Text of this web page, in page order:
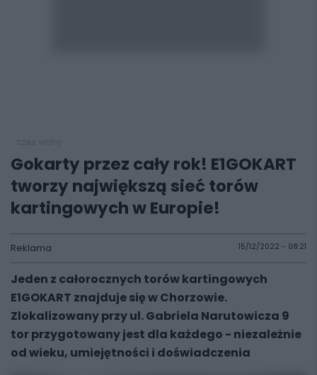
Gokarty przez cały rok! E1GOKART
tworzy największą sieć torów
kartingowych w Europie!
Reklama 15/12/2022 - 08:21
Jeden z całorocznych torów kartingowych
E1GOKART znajduje się w Chorzowie.
Zlokalizowany przy ul. Gabriela Narutowicza 9
tor przygotowany jest dla każdego - niezależnie
od wieku, umiejętności i doświadczenia